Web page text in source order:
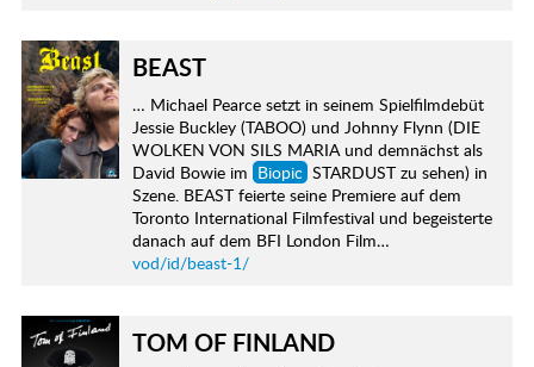
BEAST
… Michael Pearce setzt in seinem Spielfilmdebüt
Jessie Buckley (TABOO) und Johnny Flynn (DIE
WOLKEN VON SILS MARIA und demnächst als
David Bowie im Biopic STARDUST zu sehen) in
Szene. BEAST feierte seine Premiere auf dem
Toronto International Filmfestival und begeisterte
danach auf dem BFI London Film…
vod/id/beast-1/
TOM OF FINLAND